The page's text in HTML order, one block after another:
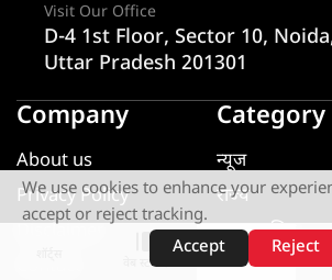
वेब स्टोरीज़
Visit Our Office
D-4 1st Floor, Sector 10,
Uttar Pradesh 201301
Company
About us
Privacy Policy
Disclaimer
Category
न्यूज
राज्य
एक्सक्लूसिव
यूटीलिटी
We use cookies to enhance your
accept or reject tracking.
Accept
Reject